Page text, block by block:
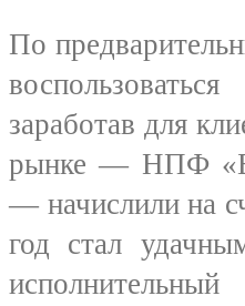
По
заработав для
рынке — НПФ
— начислили на
год стал